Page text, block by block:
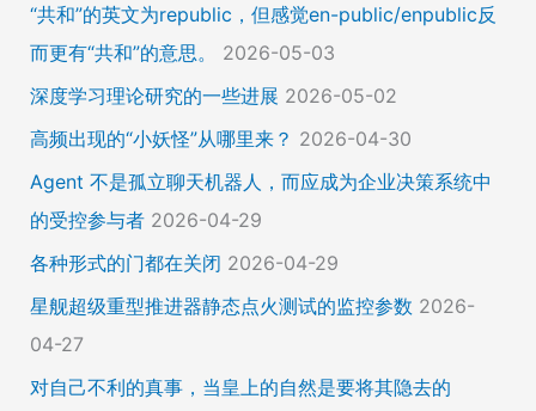
“共和”的英文为republic，但感觉en-public/enpublic反
而更有“共和”的意思。
2026-05-03
深度学习理论研究的一些进展 2026-05-02
高频出现的“小妖怪”从哪里来？ 2026-04-30
Agent 不是孤立聊天机器人，而应成为企业决策系统中
的受控参与者 2026-04-29
各种形式的门都在关闭 2026-04-29
星舰超级重型推进器静态点火测试的监控参数 2026-
04-27
对自己不利的真事，当皇上的自然是要将其隐去的